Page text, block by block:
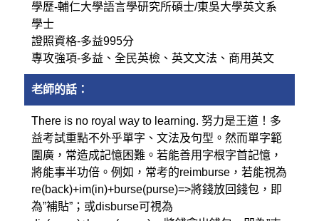
學歷-輔仁大學語言學研究所碩士/東吳大學英文系
學士
證照資格-多益995分
專攻強項-多益、全民英檢、英文文法、商用英文
老師的話：
There is no royal way to learning. 努力是王道！多
益考試重點不外乎單字、文法及句型。然而單字範
圍廣，常造成記憶困難。若能善用字根字首記憶，
將能事半功倍。例如，常考的reimburse，若能視為
re(back)+im(in)+burse(purse)=>將錢放回錢包，即
為”補貼”；或disburse可視為